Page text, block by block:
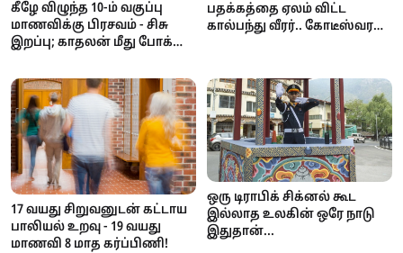
கீழே விழுந்த 10-ம் வகுப்பு
மாணவிக்கு பிரசவம் - சிசு
இறப்பு; காதலன் மீது போக்சோ
பதக்கத்தை ஏலம் விட்ட
கால்பந்து வீரர்.. கோடீஸ்வரன்
17 வயது சிறுவனுடன் கட்டாய
பாலியல் உறவு - 19 வயது
மாணவி 8 மாத கர்ப்பிணி!
ஒரு டிராபிக் சிக்னல் கூட
இல்லாத உலகின் ஒரே நாடு
இதுதான்...